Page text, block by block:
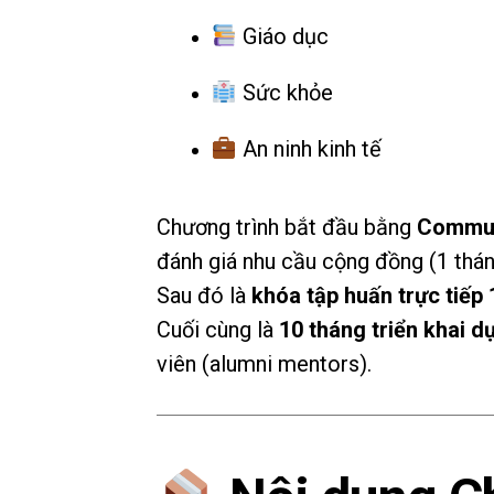
Giáo dục
Sức khỏe
An ninh kinh tế
Chương trình bắt đầu bằng
đánh giá nhu cầu cộng đồng (1
Sau đó là khóa tập huấn trực tiếp
Cuối cùng là 10 tháng triển khai
viên (alumni mentors).